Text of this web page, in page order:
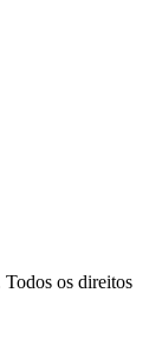
os direitos